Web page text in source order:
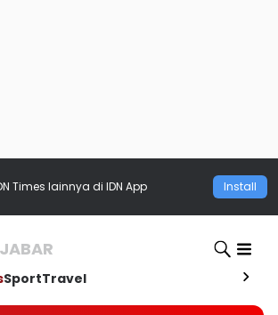
Times lainnya di IDN App Install
JABAR
SportTravel